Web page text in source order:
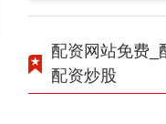
配资网站免费_
配资炒股